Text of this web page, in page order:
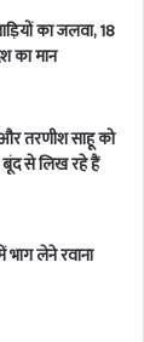
का जलवा, 18
का मान
तरणीश साहू को
बूंद से लिख रहे हैं
भाग लेने रवाना